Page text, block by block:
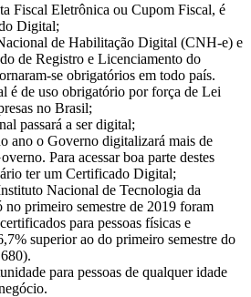
Fiscal Eletrônica ou Cupom Fiscal, é
Digital;
de Habilitação Digital (CNH-e) e
de Registro e Licenciamento do
se obrigatórios em todo país.
é de uso obrigatório por força de Lei
no Brasil;
passará a ser digital;
ano o Governo digitalizará mais de
Para acessar boa parte destes
ter um Certificado Digital;
Nacional de Tecnologia da
primeiro semestre de 2019 foram
para pessoas físicas e
superior ao do primeiro semestre do
para pessoas de qualquer idade